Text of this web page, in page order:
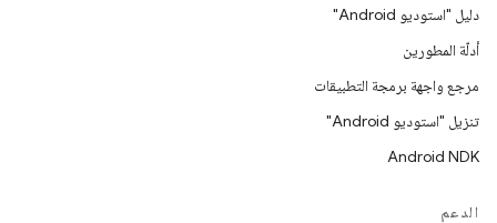
دليل "استوديو Android"
أدلّة المطورين
مرجع واجهة برمجة التطبيقات
تنزيل "استوديو Android"
Android NDK
الدعم